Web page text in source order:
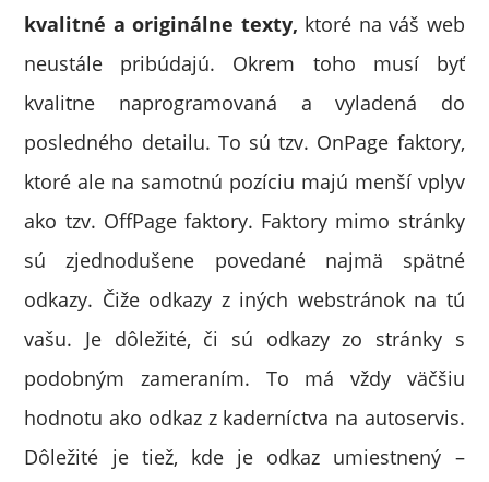
kvalitné a originálne texty, ktoré na váš web
neustále pribúdajú. Okrem toho musí byť
kvalitne naprogramovaná a vyladená do
posledného detailu. To sú tzv. OnPage faktory,
ktoré ale na samotnú pozíciu majú menší vplyv
ako tzv. OffPage faktory. Faktory mimo stránky
sú zjednodušene povedané najmä spätné
odkazy. Čiže odkazy z iných webstránok na tú
vašu. Je dôležité, či sú odkazy zo stránky s
podobným zameraním. To má vždy väčšiu
hodnotu ako odkaz z kaderníctva na autoservis.
Dôležité je tiež, kde je odkaz umiestnený –